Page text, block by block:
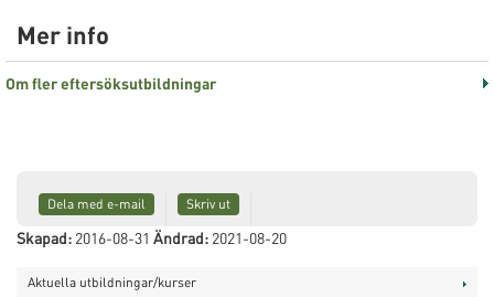
Mer info
Om fler eftersöksutbildningar
Dela med e-mail Skriv ut
Skapad: 2016-08-31 Ändrad: 2021-08-20
Aktuella utbildningar/kurser